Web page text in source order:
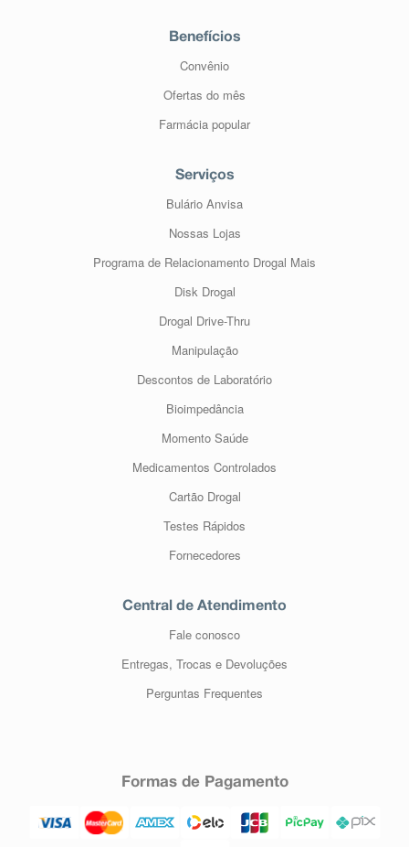
Benefícios
Convênio
Ofertas do mês
Farmácia popular
Serviços
Bulário Anvisa
Nossas Lojas
Programa de Relacionamento Drogal Mais
Disk Drogal
Drogal Drive-Thru
Manipulação
Descontos de Laboratório
Bioimpedância
Momento Saúde
Medicamentos Controlados
Cartão Drogal
Testes Rápidos
Fornecedores
Central de Atendimento
Fale conosco
Entregas, Trocas e Devoluções
Perguntas Frequentes
Formas de Pagamento